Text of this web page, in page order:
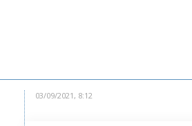
03/09/2021, 8:12